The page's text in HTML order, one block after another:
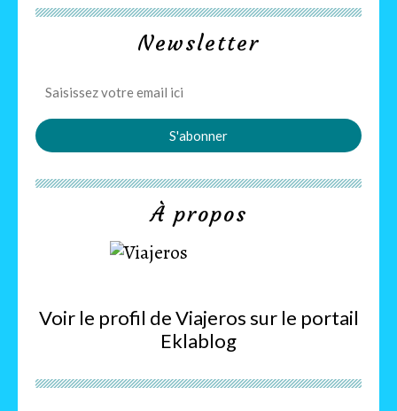
Newsletter
À propos
Voir le profil deViajerossur le portail
Eklablog